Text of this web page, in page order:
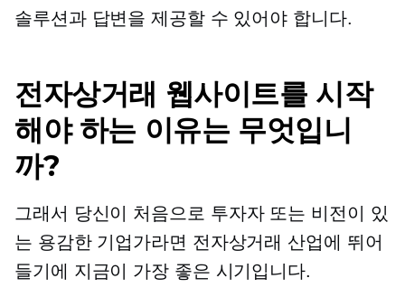
솔루션과 답변을 제공할 수 있어야 합니다.
전자상거래 웹사이트를 시작
해야 하는 이유는 무엇입니
까?
그래서 당신이 처음으로 투자자 또는 비전이 있
는 용감한 기업가라면 전자상거래 산업에 뛰어
들기에 지금이 가장 좋은 시기입니다.